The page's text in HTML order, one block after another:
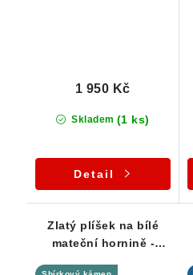
Skladem (1 ks)
1 950 Kč
Detail
Zlatý plíšek na bílé
mateční hornině -